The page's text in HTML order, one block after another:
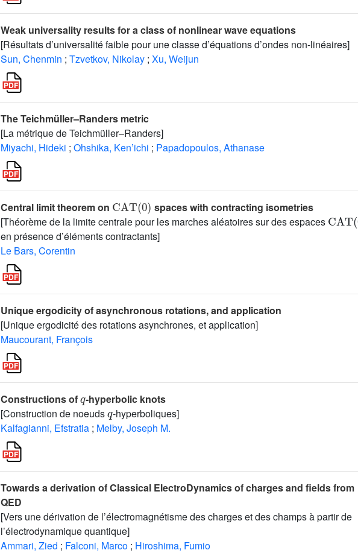
Weak universality results for a class of nonlinear wave equations
[Résultats d’universalité faible pour une classe d’équations d’ondes non-linéaires]
Sun, Chenmin ; Tzvetkov, Nikolay ; Xu, Weijun
The Teichmüller–Randers metric
[La métrique de Teichmüller–Randers]
Miyachi, Hideki ; Ohshika, Ken’ichi ; Papadopoulos, Athanase
Central limit theorem on
CAT 0 )
spaces with contracting isometries
[Théorème de la limite centrale pour les marches aléatoires sur des espaces
en présence d’éléments contractants]
Le Bars, Corentin
Unique ergodicity of asynchronous rotations, and application
[Unique ergodicité des rotations asynchrones, et application]
Maucourant, François
Constructions of -hyperbolic knots
[Construction de noeuds
q
-hyperboliques]
Kalfagianni, Efstratia ; Melby, Joseph M.
Towards a derivation of Classical ElectroDynamics of charges and fields from
QED
[Vers une dérivation de l’électromagnétisme des charges et des champs à partir de
l’électrodynamique quantique]
Ammari, Zied ; Falconi, Marco ; Hiroshima, Fumio